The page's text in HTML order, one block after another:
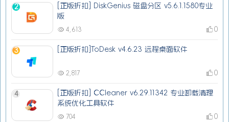
2
[正版折扣] DiskGenius 磁盘分区 v5.6.1.1580专业
版
4,613 0
3 [正版折扣]ToDesk v4.6.23 远程桌面软件
2,817 0
4
[正版折扣] CCleaner v6.29.11342 专业卸载清理
系统优化工具软件
704 0